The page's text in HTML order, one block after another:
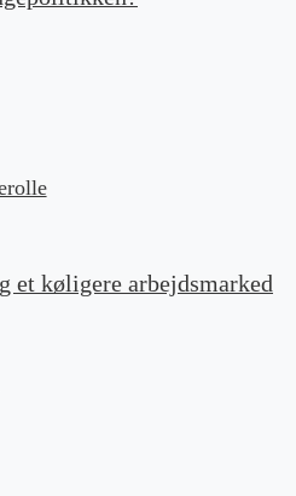
et køligere arbejdsmarked